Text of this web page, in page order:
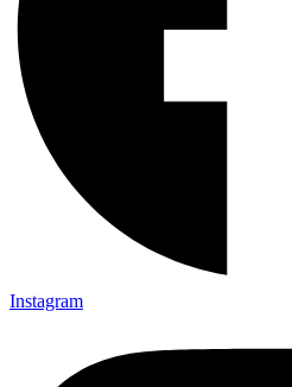
Instagram